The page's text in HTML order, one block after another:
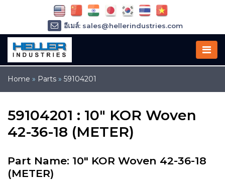
Home » Parts » 59104201
59104201 : 10" KOR Woven
42-36-18 (METER)
Part Name: 10" KOR Woven 42-36-18
(METER)
อีเมล์: sales@hellerindustries.com
อีเมล์: service@hellerindustries.com
โทรศัพท์ :